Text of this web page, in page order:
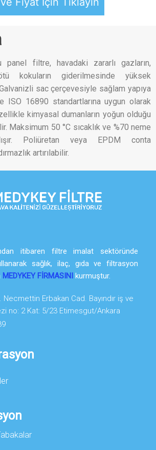
panel filtre, havadaki zararlı gazların,
kokuların giderilmesinde yüksek
sac çerçevesiyle sağlam yapıya
ISO 16890 standartlarına uygun olarak
kimyasal dumanların yoğun olduğu
Maksimum 50 °C sıcaklık ve %70 neme
Poliüretan veya EPDM conta
artırılabilir.
itibaren filtre imalat sektöründe
sağlık, ilaç, gıda ve filtrasyon
MEDYKEY FİRMASINI kurmuştur.
Erbakan Cad. Bayındır iş ve
no: 2 Kat: 5/23 Etimesgut/Ankara